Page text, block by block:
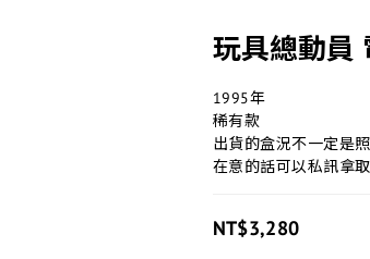
玩具總動員
1995年
稀有款
出貨的盒況不一定是
在意的話可以私訊拿
NT$3,280